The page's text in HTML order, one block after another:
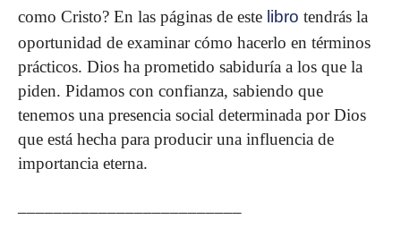
como Cristo? En las páginas de este libro tendrás la
oportunidad de examinar cómo hacerlo en términos
prácticos. Dios ha prometido sabiduría a los que la
piden. Pidamos con confianza, sabiendo que
tenemos una presencia social determinada por Dios
que está hecha para producir una influencia de
importancia eterna.